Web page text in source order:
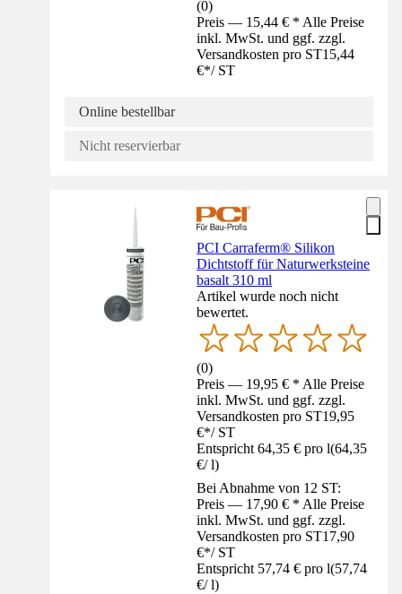
(0)
Preis — 15,44 € * Alle Preise
inkl. MwSt. und ggf. zzgl.
Versandkosten pro ST15,44
€*/ ST
Online bestellbar
Nicht reservierbar
PCI Carraferm® Silikon
Dichtstoff für Naturwerksteine
basalt 310 ml
Artikel wurde noch nicht
bewertet.
(0)
Preis — 19,95 € * Alle Preise
inkl. MwSt. und ggf. zzgl.
Versandkosten pro ST19,95
€*/ ST
Entspricht 64,35 € pro l(64,35
€/ l)
Bei Abnahme von 12 ST:
Preis — 17,90 € * Alle Preise
inkl. MwSt. und ggf. zzgl.
Versandkosten pro ST17,90
€*/ ST
Entspricht 57,74 € pro l(57,74
€/ l)